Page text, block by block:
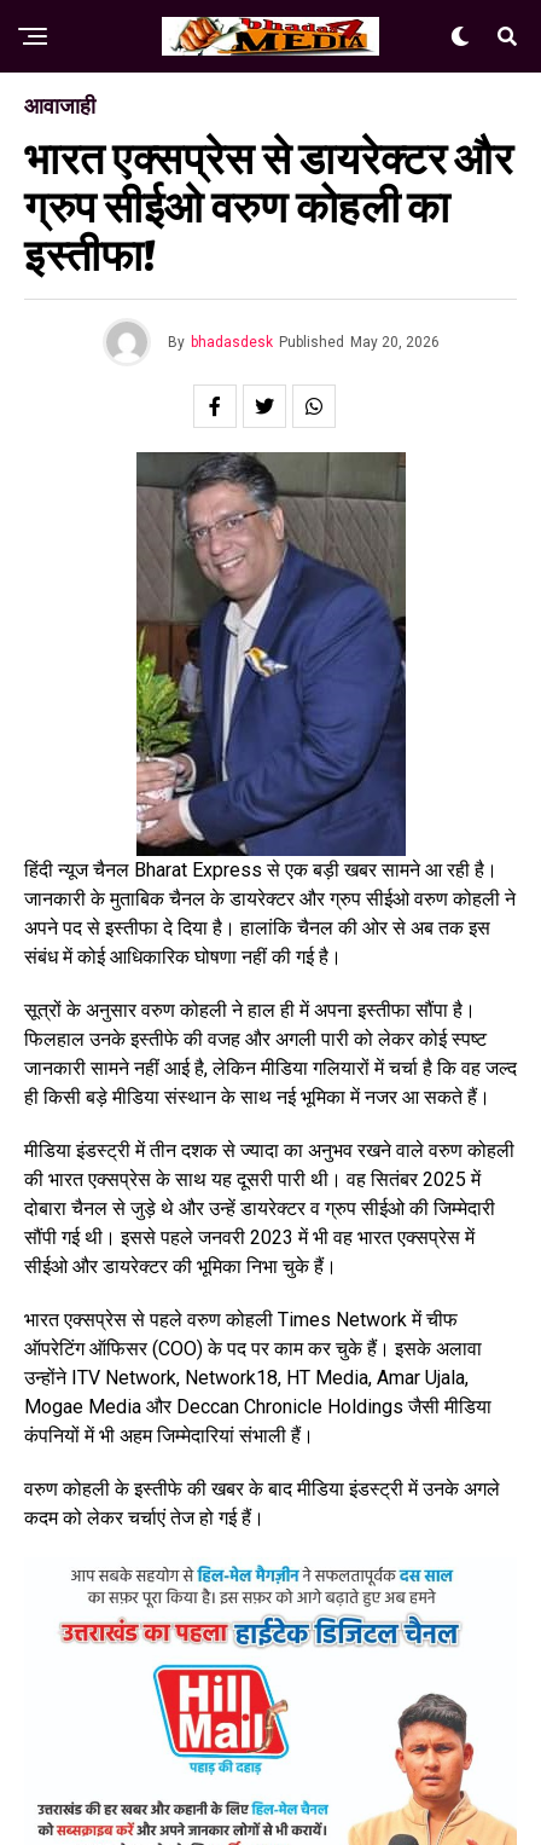
आवाजाही
भारत एक्सप्रेस से डायरेक्टर और
ग्रुप सीईओ वरुण कोहली का
इस्तीफा!
By bhadasdesk Published May 20, 2026
हिंदी न्यूज चैनल Bharat Express से एक बड़ी खबर सामने आ रही है।
जानकारी के मुताबिक चैनल के डायरेक्टर और ग्रुप सीईओ वरुण कोहली ने
अपने पद से इस्तीफा दे दिया है। हालांकि चैनल की ओर से अब तक इस
संबंध में कोई आधिकारिक घोषणा नहीं की गई है।
सूत्रों के अनुसार वरुण कोहली ने हाल ही में अपना इस्तीफा सौंपा है।
फिलहाल उनके इस्तीफे की वजह और अगली पारी को लेकर कोई स्पष्ट
जानकारी सामने नहीं आई है, लेकिन मीडिया गलियारों में चर्चा है कि वह जल्द
ही किसी बड़े मीडिया संस्थान के साथ नई भूमिका में नजर आ सकते हैं।
मीडिया इंडस्ट्री में तीन दशक से ज्यादा का अनुभव रखने वाले वरुण कोहली
की भारत एक्सप्रेस के साथ यह दूसरी पारी थी। वह सितंबर 2025 में
दोबारा चैनल से जुड़े थे और उन्हें डायरेक्टर व ग्रुप सीईओ की जिम्मेदारी
सौंपी गई थी। इससे पहले जनवरी 2023 में भी वह भारत एक्सप्रेस में
सीईओ और डायरेक्टर की भूमिका निभा चुके हैं।
भारत एक्सप्रेस से पहले वरुण कोहली Times Network में चीफ
ऑपरेटिंग ऑफिसर (COO) के पद पर काम कर चुके हैं। इसके अलावा
उन्होंने ITV Network, Network18, HT Media, Amar Ujala,
Mogae Media और Deccan Chronicle Holdings जैसी मीडिया
कंपनियों में भी अहम जिम्मेदारियां संभाली हैं।
वरुण कोहली के इस्तीफे की खबर के बाद मीडिया इंडस्ट्री में उनके अगले
कदम को लेकर चर्चाएं तेज हो गई हैं।